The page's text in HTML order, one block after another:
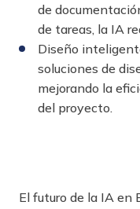
de
de tareas, la IA
Diseño
soluciones de
mejorando la
del proyecto.
El futuro de la IA en